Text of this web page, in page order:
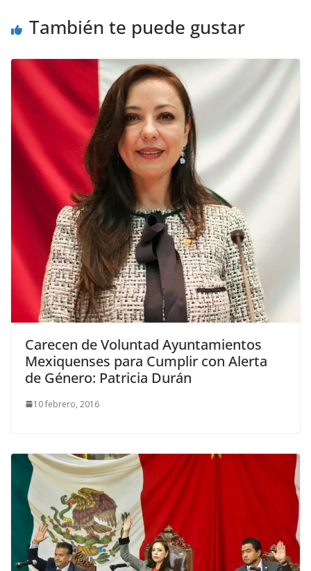
También te puede gustar
Carecen de Voluntad Ayuntamientos
Mexiquenses para Cumplir con Alerta
de Género: Patricia Durán
10 febrero, 2016